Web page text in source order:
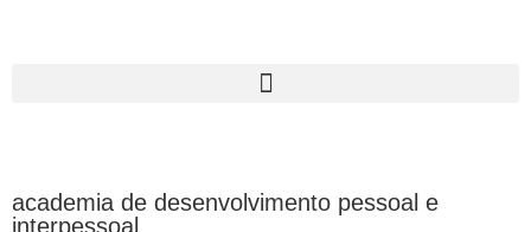
academia de desenvolvimento pessoal e
interpessoal